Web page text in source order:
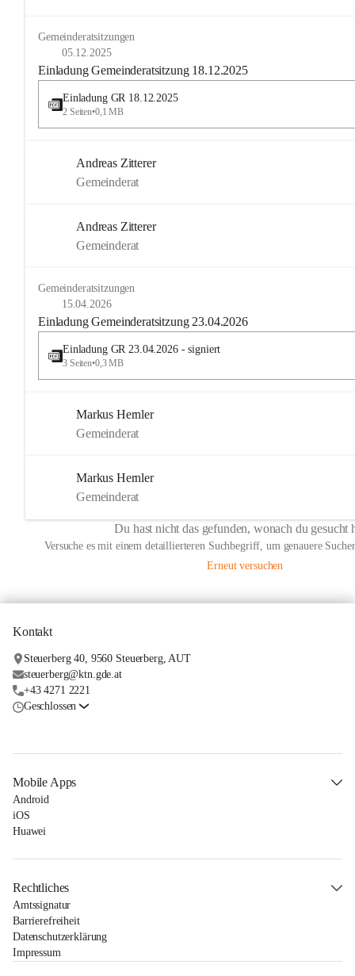
Gemeinderatsitzungen
05.12.2025
Einladung Gemeinderatsitzung 18.12.2025
Einladung GR 18.12.2025
2 Seiten•0,1 MB
Andreas Zitterer
Gemeinderat
Andreas Zitterer
Gemeinderat
Gemeinderatsitzungen
15.04.2026
Einladung Gemeinderatsitzung 23.04.2026
Einladung GR 23.04.2026 - signiert
3 Seiten•0,3 MB
Markus Hernler
Gemeinderat
Markus Hernler
Gemeinderat
Du hast nicht das gefunden, wonach du gesucht
Versuche es mit einem detaillierteren Suchbegriff, um genauere
Erneut versuchen
Kontakt
Steuerberg 40, 9560 Steuerberg, AUT
steuerberg@ktn.gde.at
+43 4271 2221
Geschlossen
Mobile Apps
Android
iOS
Huawei
Rechtliches
Amtssignatur
Barrierefreiheit
Datenschutzerklärung
Impressum